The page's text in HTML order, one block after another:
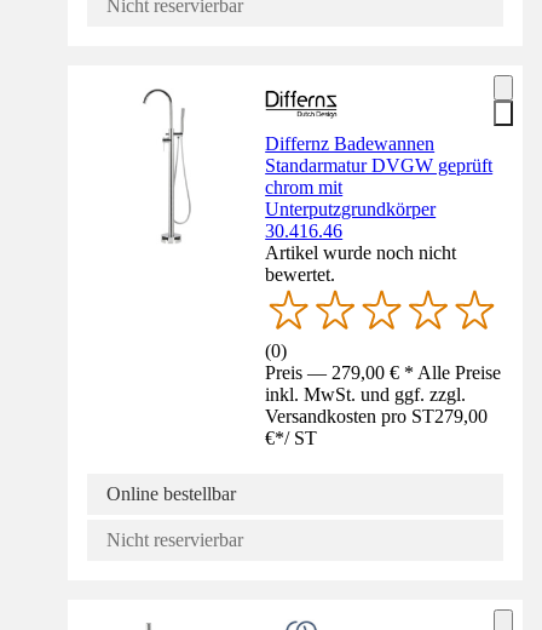
Nicht reservierbar
Differnz Badewannen
Standarmatur DVGW geprüft
chrom mit
Unterputzgrundkörper
30.416.46
Artikel wurde noch nicht
bewertet.
(0)
Preis — 279,00 € * Alle Preise
inkl. MwSt. und ggf. zzgl.
Versandkosten pro ST279,00
€*/ ST
Online bestellbar
Nicht reservierbar